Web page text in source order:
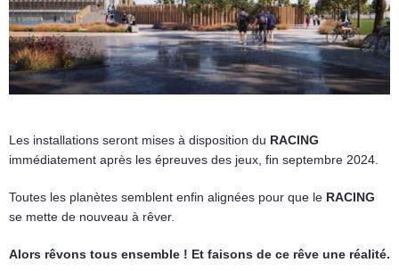
Les installations seront mises à disposition du RACING
immédiatement après les épreuves des jeux, fin septembre 2024.
Toutes les planètes semblent enfin alignées pour que le RACING
se mette de nouveau à rêver.
Alors rêvons tous ensemble ! Et faisons de ce rêve une réalité.